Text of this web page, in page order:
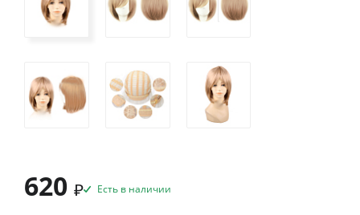
620 ₽ Есть в наличии